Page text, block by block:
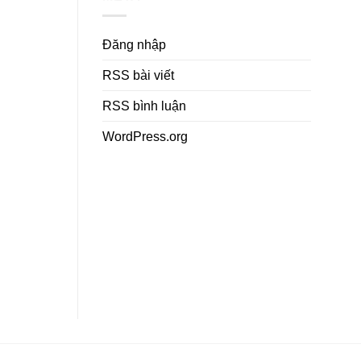
Đăng nhập
RSS bài viết
RSS bình luận
WordPress.org